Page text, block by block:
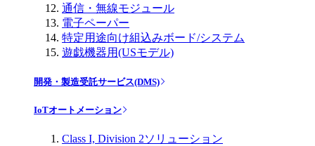
通信・無線モジュール
電子ペーパー
特定用途向け組込みボード/システム
遊戯機器用(USモデル)
開発・製造受託サービス(DMS)
IoTオートメーション
Class I, Division 2ソリューション